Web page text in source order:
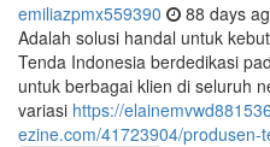
emiliazpmx559390 88 days
Adalah solusi handal untuk
Tenda Indonesia berdedikasi
untuk berbagai klien di seluruh
variasi https://
ezine.com/41723904/produsen-